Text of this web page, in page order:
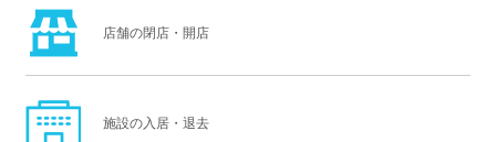
店舗の閉店・開店
施設の入居・退去